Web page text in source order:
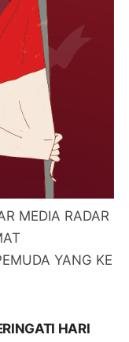
MEDIA RADAR
YANG KE
HARI